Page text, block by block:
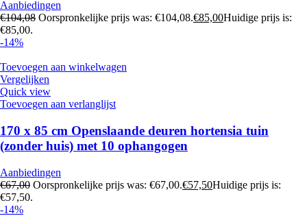
Aanbiedingen
€104,08 Oorspronkelijke prijs was: €104,08.€85,00Huidige prijs is:
€85,00.
-14%
Toevoegen aan winkelwagen
Vergelijken
Quick view
Toevoegen aan verlanglijst
170 x 85 cm Openslaande deuren hortensia tuin
(zonder huis) met 10 ophangogen
Aanbiedingen
€67,00 Oorspronkelijke prijs was: €67,00.€57,50Huidige prijs is:
€57,50.
-14%